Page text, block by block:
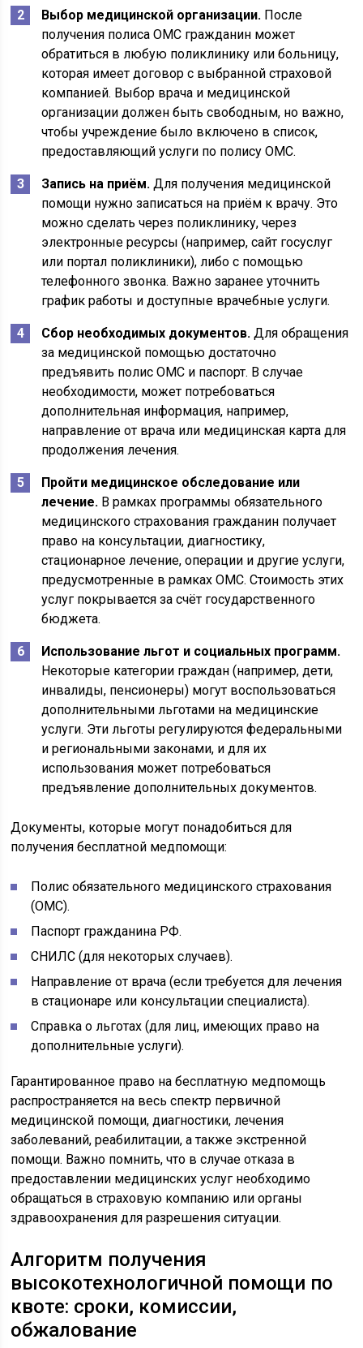
Выбор медицинской организации. После
получения полиса ОМС гражданин может
обратиться в любую поликлинику или больницу,
которая имеет договор с выбранной страховой
компанией. Выбор врача и медицинской
организации должен быть свободным, но важно,
чтобы учреждение было включено в список,
предоставляющий услуги по полису ОМС.
Запись на приём. Для получения медицинской
помощи нужно записаться на приём к врачу. Это
можно сделать через поликлинику, через
электронные ресурсы (например, сайт госуслуг
или портал поликлиники), либо с помощью
телефонного звонка. Важно заранее уточнить
график работы и доступные врачебные услуги.
Сбор необходимых документов. Для обращения
за медицинской помощью достаточно
предъявить полис ОМС и паспорт. В случае
необходимости, может потребоваться
дополнительная информация, например,
направление от врача или медицинская карта для
продолжения лечения.
Пройти медицинское обследование или
лечение. В рамках программы обязательного
медицинского страхования гражданин получает
право на консультации, диагностику,
стационарное лечение, операции и другие услуги,
предусмотренные в рамках ОМС. Стоимость этих
услуг покрывается за счёт государственного
бюджета.
Использование льгот и социальных программ.
Некоторые категории граждан (например, дети,
инвалиды, пенсионеры) могут воспользоваться
дополнительными льготами на медицинские
услуги. Эти льготы регулируются федеральными
и региональными законами, и для их
использования может потребоваться
предъявление дополнительных документов.
Документы, которые могут понадобиться для
получения бесплатной медпомощи:
Полис обязательного медицинского страхования
(ОМС).
Паспорт гражданина РФ.
СНИЛС (для некоторых случаев).
Направление от врача (если требуется для лечения
в стационаре или консультации специалиста).
Справка о льготах (для лиц, имеющих право на
дополнительные услуги).
Гарантированное право на бесплатную медпомощь
распространяется на весь спектр первичной
медицинской помощи, диагностики, лечения
заболеваний, реабилитации, а также экстренной
помощи. Важно помнить, что в случае отказа в
предоставлении медицинских услуг необходимо
обращаться в страховую компанию или органы
здравоохранения для разрешения ситуации.
Алгоритм получения
высокотехнологичной помощи по
квоте: сроки, комиссии,
обжалование